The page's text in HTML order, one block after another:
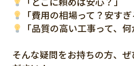
「費用の相場って？安す
「品質の高い工事って、何
そんな疑問をお持ちの方、